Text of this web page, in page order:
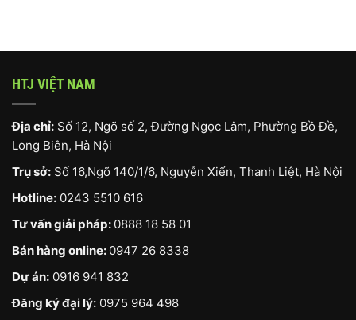
HTJ VIỆT NAM
Địa chỉ: Số 12, Ngõ số 2, Đường Ngọc Lâm, Phường Bồ Đề,
Long Biên, Hà Nội
Trụ sở: Số 16,Ngõ 140/1/6, Nguyễn Xiển, Thanh Liệt, Hà Nội
Hotline: 0243 5510 616
Tư vấn giải pháp: 0888 18 58 01
Bán hàng online: 0947 26 8338
Dự án: 0916 941 832
Đăng ký đại lý: 0975 964 498